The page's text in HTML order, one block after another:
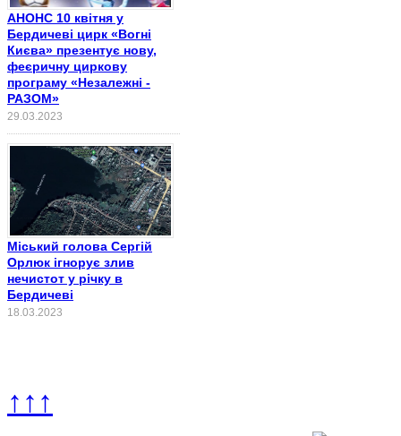
АНОНС 10 квітня у
Бердичеві цирк «Вогні
Києва» презентує нову,
феєричну циркову
програму «Незалежні -
РАЗОМ»
29.03.2023
Міський голова Сергій
Орлюк ігнорує злив
нечистот у річку в
Бердичеві
18.03.2023
↑↑↑